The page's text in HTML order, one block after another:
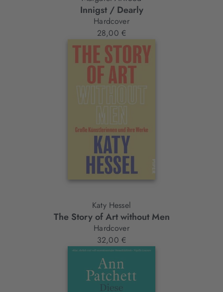
Innigst / Dearly
Hardcover
28,00 €
Katy Hessel
The Story of Art without Men
Hardcover
32,00 €